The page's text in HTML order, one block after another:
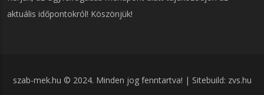
aktuális időpontokról! Köszönjük!
szab-mek.hu © 2024. Minden jog fenntartva! | Sitebuild: zvs.hu